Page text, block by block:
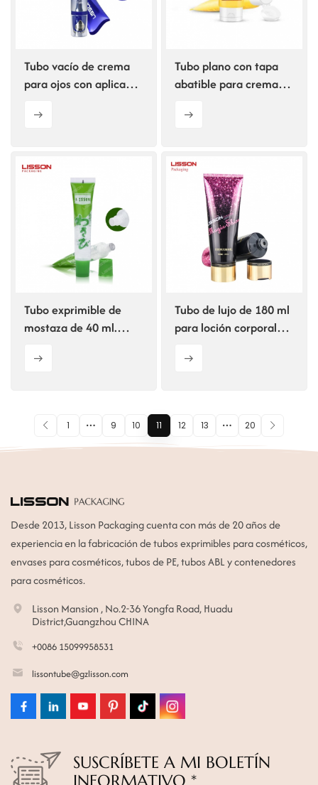
Tubo vacío de crema
para ojos con aplicador
fabricado en fábrica.
Tubo plano con tapa
abatible para crema
Tubo exprimible de
mostaza de 40 ml.
para alimentos.
Tubo de lujo de 180 ml
para loción corporal
1 9 10 11 12 13 20
Desde 2013, Lisson Packaging cuenta con más de 20 años de
experiencia en la fabricación de tubos exprimibles para cosméticos,
envases para cosméticos, tubos de PE, tubos ABL y contenedores
para cosméticos.
Lisson Mansion , No.2-36 Yongfa Road, Huadu
District,Guangzhou CHINA
+0086 15099958531
lissontube@gzlisson.com
SUSCRÍBETE A MI BOLETÍN
INFORMATIVO *